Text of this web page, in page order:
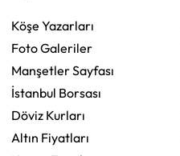
Köşe Yazarları
Foto Galeriler
Manşetler Sayfası
İstanbul Borsası
Döviz Kurları
Altın Fiyatları